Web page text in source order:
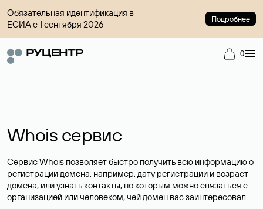
Обязательная идентификация в
ЕСИА с 1 сентября 2026
Подробнее
0
Whois сервис
Сервис Whois позволяет быстро получить всю информацию о
регистрации домена, например, дату регистрации и возраст
домена, или узнать контакты, по которым можно связаться с
организацией или человеком, чей домен вас заинтересовал.